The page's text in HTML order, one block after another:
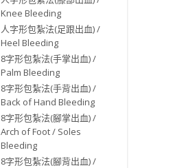
Knee Bleeding
人字形包紮法(足跟出血) /
Heel Bleeding
8字形包紮法(手掌出血) /
Palm Bleeding
8字形包紮法(手背出血) /
Back of Hand Bleeding
8字形包紮法(腳掌出血) /
Arch of Foot / Soles
Bleeding
8字形包紮法(腳背出血) /